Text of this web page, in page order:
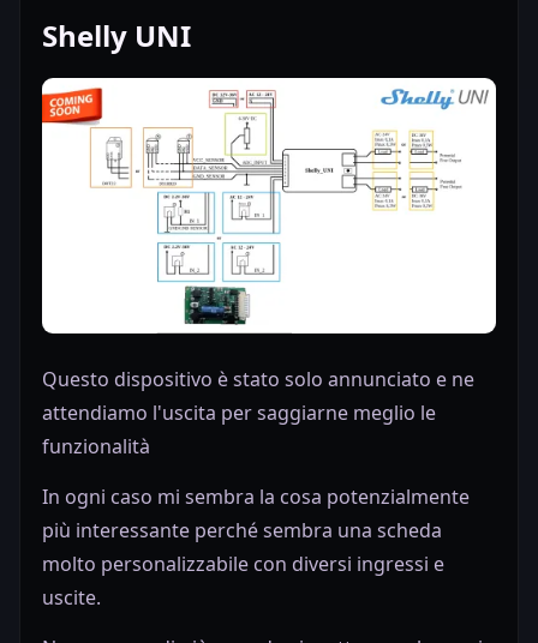
Shelly UNI
Questo dispositivo è stato solo annunciato e ne
attendiamo l'uscita per saggiarne meglio le
funzionalità
In ogni caso mi sembra la cosa potenzialmente
più interessante perché sembra una scheda
molto personalizzabile con diversi ingressi e
uscite.